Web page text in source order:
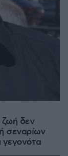
ζωή δεν
σεναρίων
γεγονότα